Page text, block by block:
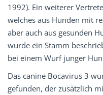
1992). Ein weiterer
welches aus Hunden mit
aber auch aus gesunden
wurde ein Stamm
bei einem Wurf junger
Das canine Bocavirus 3
gefunden, der zusätzlich